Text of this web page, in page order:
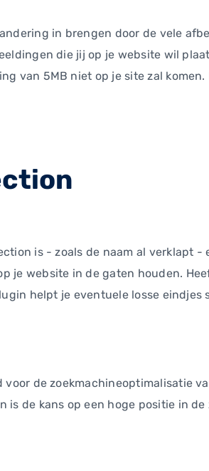
in brengen door de vele
die jij op je website wil
van 5MB niet op je site zal
is - zoals de naam al verklapt
je website in de gaten houden.
helpt je eventuele losse
voor de zoekmachineoptimalisatie
is de kans op een hoge positie in